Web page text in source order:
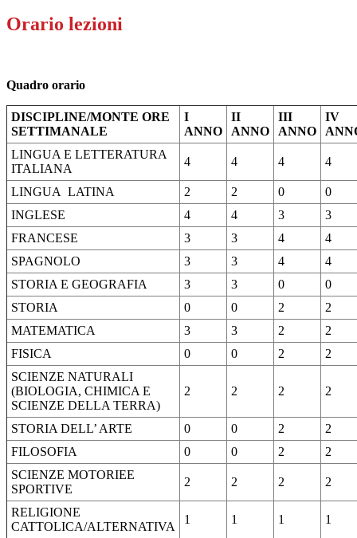
Orario lezioni
Quadro orario
DISCIPLINE/MONTE ORE
SETTIMANALE
I
ANNO
II
ANNO
III
ANNO
IV
LINGUA E LETTERATURA
ITALIANA
4 4 4 4
LINGUA LATINA 2 2 0
0
INGLESE
4 4 3
3
FRANCESE
3 3 4
4
SPAGNOLO
3 3 4
4
STORIA E GEOGRAFIA
3 3 0
0
STORIA
0 0 2
2
MATEMATICA
3 3 2
2
FISICA
0 0 2
2
SCIENZE NATURALI
(BIOLOGIA, CHIMICA E
SCIENZE DELLA TERRA)
2 2 2 2
STORIA DELL’ ARTE 0 0 2
2
FILOSOFIA
0 0 2
2
SCIENZE MOTORIEE
SPORTIVE
2 2 2 2
RELIGIONE
CATTOLICA/ALTERNATIVA
1 1 1 1